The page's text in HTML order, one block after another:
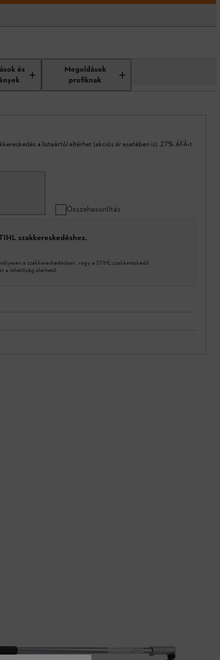
és
Megoldások
profiknak
a listaártól eltérhet (akciós ár esetében is). 27% ÁFÁ-t
Összehasonlítás
szakkereskedéshez.
a szakkereskedésben, vagy a STIHL szakkereskedő
a lehetőség elérhető.